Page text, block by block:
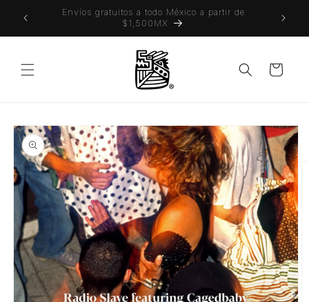
directamenteEnvíos gratuitos a todo México a partir de
$1,500MX
Carrito
directamente
a la
información
del producto